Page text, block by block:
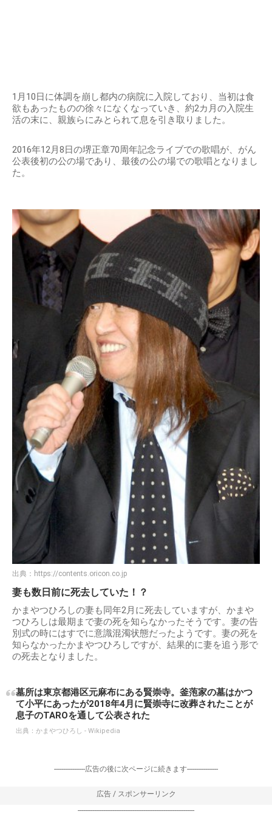
1月10日に体調を崩し都内の病院に入院しており、当初は食
欲もあったものの徐々になくなっていき、約2カ月の入院生
活の末に、親族らにみとられて息を引き取りました。
2016年12月8日の堺正章70周年記念ライブでの歌唱が、がん
公表後初の公の場であり、最後の公の場での歌唱となりまし
た。
出典： https://contents.oricon.co.jp
妻も数日前に死去していた！？
かまやつひろしの妻も同年2月に死去していますが、かまや
つひろしは最期まで妻の死を知らなかったそうです。妻の告
別式の時にはすでに意識混濁状態だったようです。妻の死を
知らなかったかまやつひろしですが、結果的に妻を追う形で
の死去となりました。
墓所は東京都港区元麻布にある賢崇寺。釜萢家の墓はかつ
て小平にあったが2018年4月に賢崇寺に改葬されたことが
息子のTAROを通して公表された
出典： かまやつひろし - Wikipedia
-----------------広告の後に次ページに続きます-----------------
広告 / スポンサーリンク
----------------------------------------------------------------